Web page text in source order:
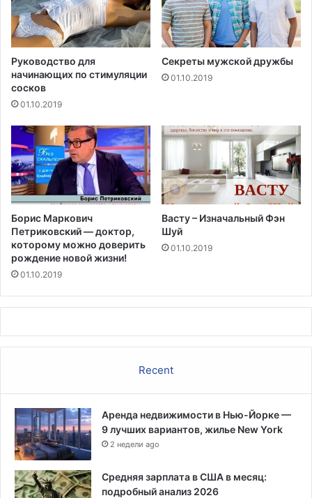
Руководство для
начинающих по стимуляции
сосков
01.10.2019
Секреты мужской дружбы
01.10.2019
Борис Маркович
Петриковский — доктор,
которому можно доверить
рождение новой жизни!
01.10.2019
Васту – Изначальный Фэн
Шуй
01.10.2019
Recent
Аренда недвижимости в Нью-Йорке —
9 лучших вариантов, жилье New York
2 недели ago
Средняя зарплата в США в месяц:
подробный анализ 2026